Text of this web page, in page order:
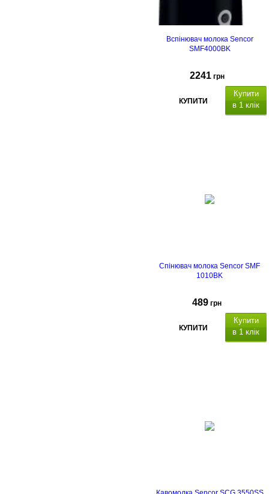
Вспінювач молока Sencor
SMF4000BK
2241 грн
КУПИТИ
Купити
в 1 клік
Спінювач молока Sencor SMF
1010BK
489 грн
КУПИТИ
Купити
в 1 клік